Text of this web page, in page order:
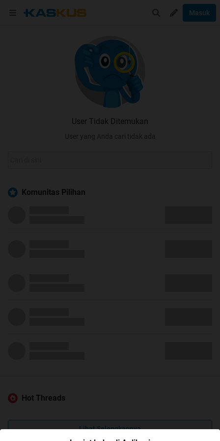
Masuk
User Tidak Ditemukan
User yang Anda cari tidak ada
Komunitas Pilihan
Hot Threads
Lihat Selengkapnya